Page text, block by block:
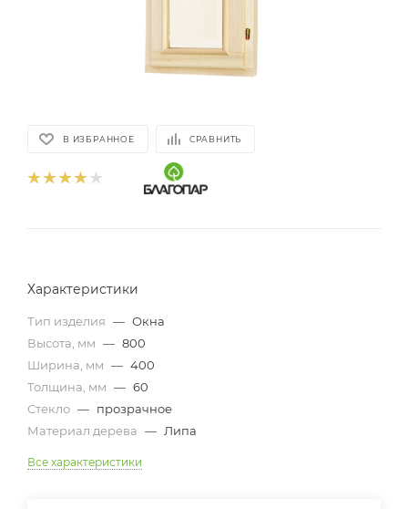
В ИЗБРАННОЕ СРАВНИТЬ
Характеристики
Тип изделия — Окна
Высота, мм — 800
Ширина, мм — 400
Толщина, мм — 60
Стекло — прозрачное
Материал дерева — Липа
Все характеристики